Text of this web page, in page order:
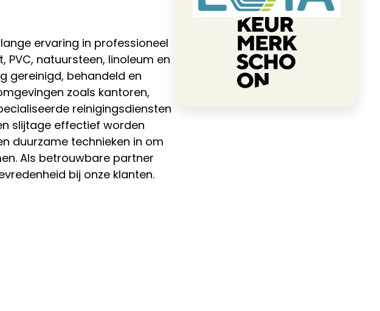
ervaring in professioneel
natuursteen, linoleum en
gereinigd, behandeld en
zoals kantoren,
reinigingsdiensten
slijtage effectief worden
duurzame technieken in om
Als betrouwbare partner
bij onze klanten.